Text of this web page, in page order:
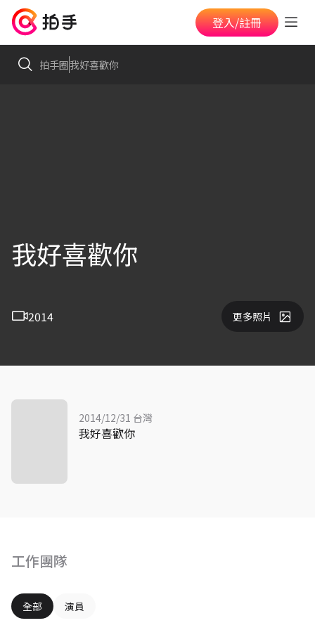
登入/註冊
拍手圈我好喜歡你
我好喜歡你
2014 更多照片
工作團隊
全部 演員
2014/12/31 台灣
我好喜歡你